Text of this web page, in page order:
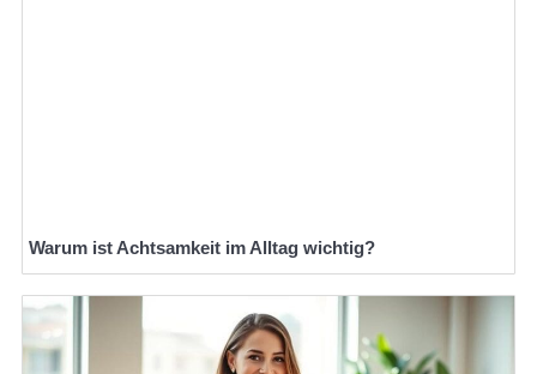
Warum ist Achtsamkeit im Alltag wichtig?